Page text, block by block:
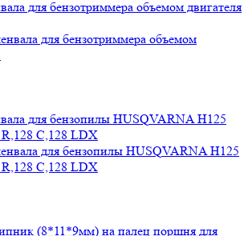
для бензотриммера объемом двигателя
для бензопилы HUSQVARNA H125
C,128 LDX
(8*11*9мм) на палец поршня для